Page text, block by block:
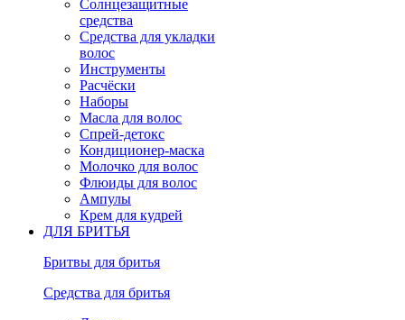
Солнцезащитные
средства
Средства для укладки
волос
Инструменты
Расчёски
Наборы
Масла для волос
Спрей-детокс
Кондиционер-маска
Молочко для волос
Флюиды для волос
Ампулы
Крем для кудрей
ДЛЯ БРИТЬЯ
Бритвы для бритья
Средства для бритья